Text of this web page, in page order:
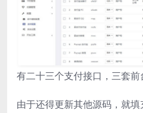
有二十三个支付接口，三套前
由于还得更新其他源码，就